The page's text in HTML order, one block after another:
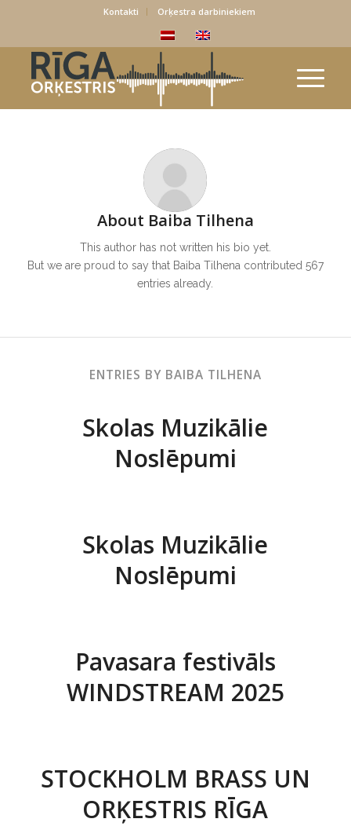
Kontakti Orķestra darbiniekiem
About Baiba Tilhena
This author has not written his bio yet.
But we are proud to say that Baiba Tilhena contributed 567
entries already.
ENTRIES BY BAIBA TILHENA
Skolas Muzikālie
Noslēpumi
Skolas Muzikālie
Noslēpumi
Pavasara festivāls
WINDSTREAM 2025
STOCKHOLM BRASS UN
ORĶESTRIS RĪGA